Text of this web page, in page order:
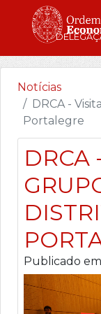
Notícias
DRCA -
Portalegre
DRCA
Publicado